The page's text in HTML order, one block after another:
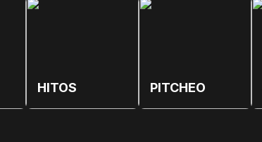
HITOS PITCHEO